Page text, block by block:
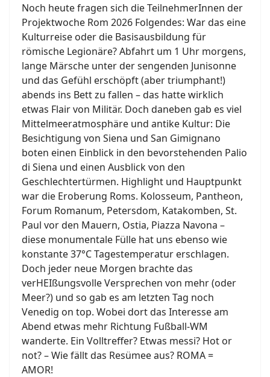
Noch heute fragen sich die TeilnehmerInnen der
Projektwoche Rom 2026 Folgendes: War das eine
Kulturreise oder die Basisausbildung für
römische Legionäre? Abfahrt um 1 Uhr morgens,
lange Märsche unter der sengenden Junisonne
und das Gefühl erschöpft (aber triumphant!)
abends ins Bett zu fallen – das hatte wirklich
etwas Flair von Militär. Doch daneben gab es viel
Mittelmeeratmosphäre und antike Kultur: Die
Besichtigung von Siena und San Gimignano
boten einen Einblick in den bevorstehenden Palio
di Siena und einen Ausblick von den
Geschlechtertürmen. Highlight und Hauptpunkt
war die Eroberung Roms. Kolosseum, Pantheon,
Forum Romanum, Petersdom, Katakomben, St.
Paul vor den Mauern, Ostia, Piazza Navona –
diese monumentale Fülle hat uns ebenso wie
konstante 37°C Tagestemperatur erschlagen.
Doch jeder neue Morgen brachte das
verHEIßungsvolle Versprechen von mehr (oder
Meer?) und so gab es am letzten Tag noch
Venedig on top. Wobei dort das Interesse am
Abend etwas mehr Richtung Fußball-WM
wanderte. Ein Volltreffer? Etwas messi? Hot or
not? – Wie fällt das Resümee aus? ROMA =
AMOR!